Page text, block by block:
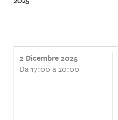
2 Dicembre 2025
Da 17:00 a 20:00